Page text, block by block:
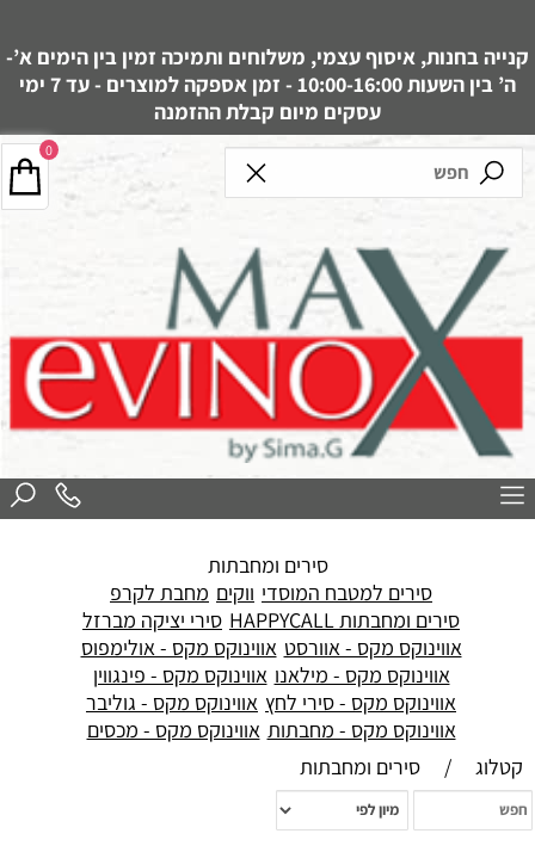
קנייה בחנות, איסוף עצמי, משלוחים ותמיכה זמין בין הימים א’-
ה’ בין השעות 10:00-16:00 - זמן אספקה למוצרים - עד 7 ימי
עסקים מיום קבלת ההזמנה
סירים ומחבתות
סירים למטבח המוסדי ווקים מחבת לקרפ
סירים ומחבתות HAPPYCALL
סירי יציקה מברזל
אווינוקס מקס - אוורסט אווינוקס מקס - אולימפוס
אווינוקס מקס - מילאנו אווינוקס מקס - פינגווין
אווינוקס מקס - סירי לחץ אווינוקס מקס - גוליבר
אווינוקס מקס - מחבתות אווינוקס מקס - מכסים
קטלוג
/ סירים ומחבתות
0